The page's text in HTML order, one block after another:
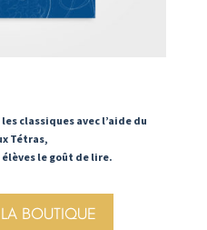
classiques avec l’aide du
Tétras,
le goût de lire.
BOUTIQUE